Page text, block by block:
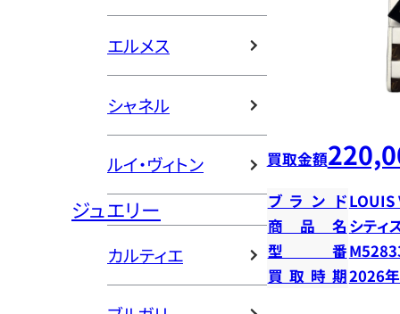
エルメス
シャネル
ルイ・ヴィトン
ジュエリー
カルティエ
買取金額
ブランドLOUIS
商品名 シティ
型番
買取時期2026